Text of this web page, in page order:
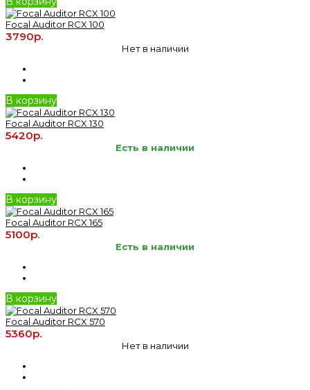
Focal Auditor RCX 100
3790р.
Нет в наличии
В корзину
Focal Auditor RCX 130
5420р.
Есть в наличии
В корзину
Focal Auditor RCX 165
5100р.
Есть в наличии
В корзину
Focal Auditor RCX 570
5360р.
Нет в наличии